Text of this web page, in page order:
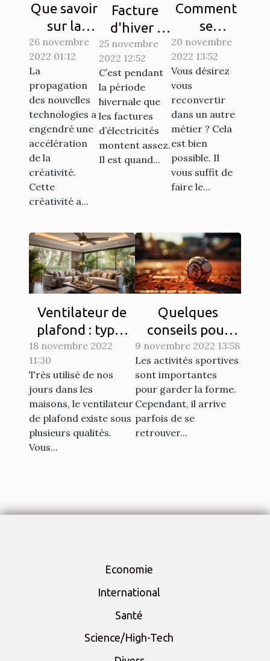
Que savoir
sur la
Crypto-
monnaie
Ternoa
26 novembre
2022 01:12
La
propagation
des nouvelles
technologies a
engendré une
accélération
de la
créativité.
Cette
créativité a...
Facture
d'hiver :
Des
astuces
simples
pour
économiser
de l'argent
25 novembre
2022 12:52
C’est pendant
la période
hivernale que
les factures
d’électricités
montent assez.
Il est quand...
Comment
se
reconvertir
à un autre
métier ?
20 novembre
2022 13:52
Vous désirez
vous
reconvertir
dans un autre
métier ? Cela
est bien
possible. Il
vous suffit de
faire le...
Ventilateur de
plafond : types
et qualités
18 novembre 2022
11:30
Très utilisé de nos
jours dans les
maisons, le ventilateur
de plafond existe sous
plusieurs qualités.
Vous...
Quelques
conseils pour
lutter contre les
courbatures
engendrées par
le sport
9 novembre 2022 13:58
Les activités sportives
sont importantes
pour garder la forme.
Cependant, il arrive
parfois de se
retrouver...
Economie
International
Santé
Science/High-Tech